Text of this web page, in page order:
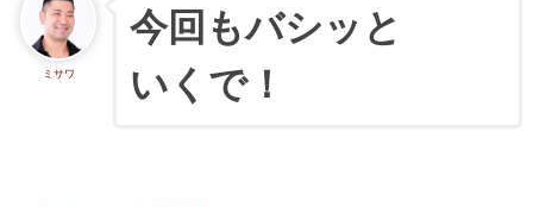
ミサワ
今回もバシッと
いくで！